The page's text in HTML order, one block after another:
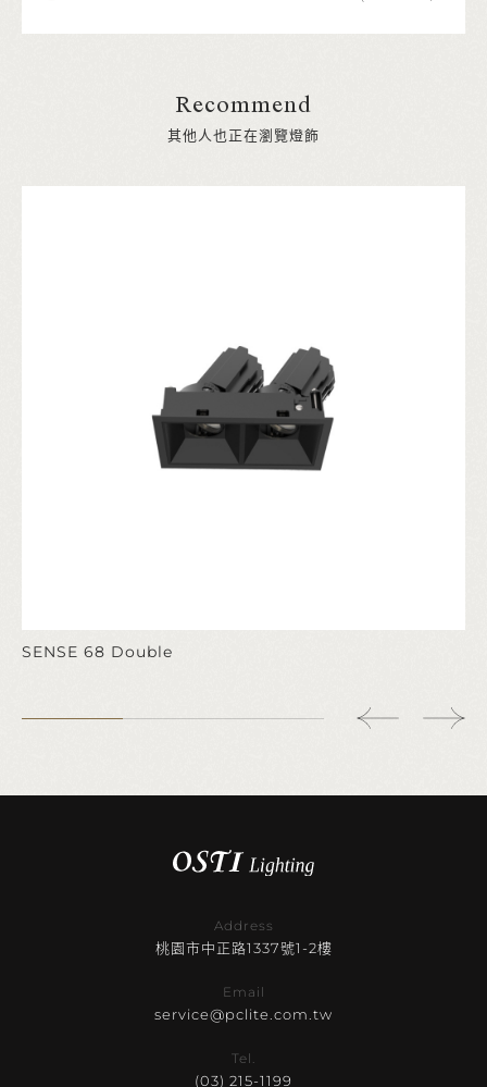
Recommend
其他人也正在瀏覽燈飾
SENSE 68 Double
Address
桃園市中正路1337號1-2樓
Email
service@pclite.com.tw
Tel.
(03) 215-1199